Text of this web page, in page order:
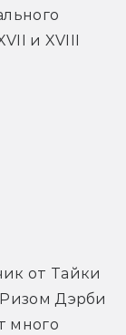
и XVIII
от Тайки
Дэрби
много